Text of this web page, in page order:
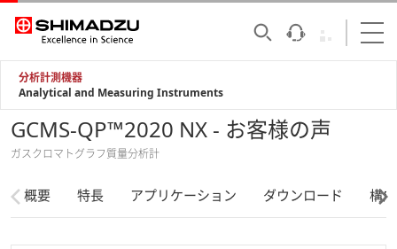
分析計測機器
Analytical and Measuring Instruments
GCMS-QP™2020 NX - お客様の声
ガスクロマトグラフ質量分析計
概要 特長 アプリケーション ダウンロード 構